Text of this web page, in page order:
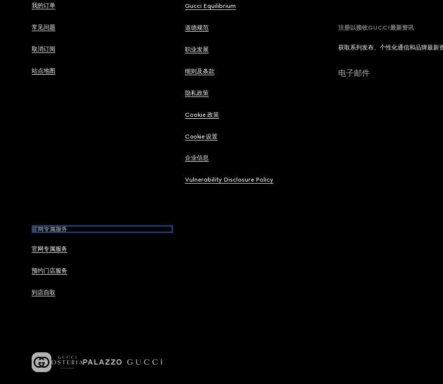
我的订单
常见问题
取消订阅
站点地图
Gucci Equilibrium
道德规范
职业发展
细则及条款
隐私政策
Cookie 政策
Cookie 设置
企业信息
Vulnerability Disclosure Policy
官网专属服务
官网专属服务
预约门店服务
到店自取
注册以接收GUCCI最新资讯
获取系列发布、个性化通信和品牌最新
电子邮件